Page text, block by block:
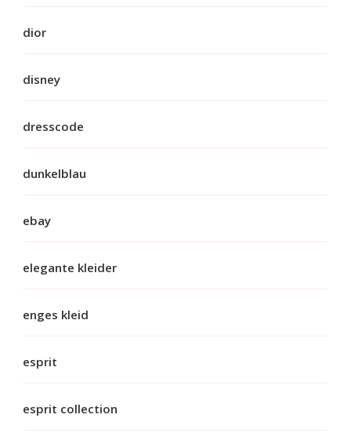
dior
disney
dresscode
dunkelblau
ebay
elegante kleider
enges kleid
esprit
esprit collection